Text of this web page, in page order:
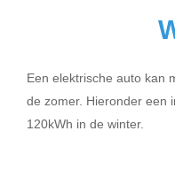
Een elektrische auto kan
de zomer. Hieronder een
120kWh in de winter.